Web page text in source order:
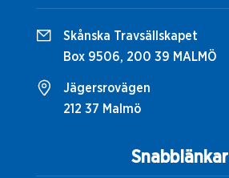
Snabblänkar
Skånska Travsällskapet
Box 9506, 200 39 MALMÖ
Jägersrovägen
212 37 Malmö